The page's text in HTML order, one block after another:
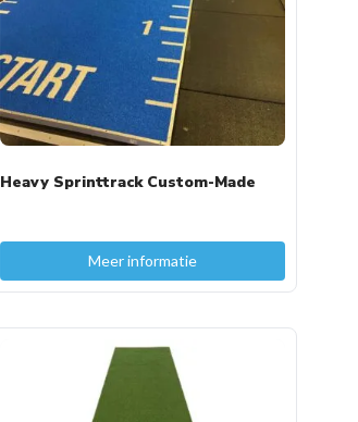
Heavy Sprinttrack Custom-Made
Meer informatie